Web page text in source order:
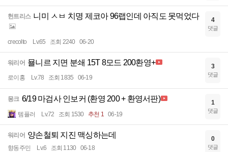
헌트리스 니미 ㅅㅂ 치명 제코아 96랩인데 아직도 못먹었다
crecolto Lv.65 조회 2240 06-20
4
댓글
워리어 묠니르 지면 분쇄 15T 8모드 200환영+
로이홍 Lv.78 조회 1835 06-19
3
댓글
몽크 6/19 마검사 인보커 (환영 200 + 환영서판)
템플러 Lv.72 조회 1530 추천 1 06-19
1
댓글
워리어 양손철퇴 지진 맥싱하는데
향동주민 Lv.6 조회 1130 06-18
0
댓글